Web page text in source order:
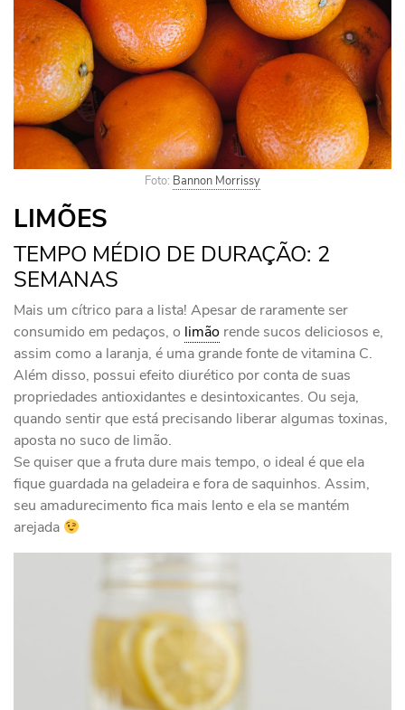
Foto: Bannon Morrissy
LIMÕES
TEMPO MÉDIO DE DURAÇÃO: 2
SEMANAS
Mais um cítrico para a lista! Apesar de raramente ser
consumido em pedaços, o limão rende sucos deliciosos e,
assim como a laranja, é uma grande fonte de vitamina C.
Além disso, possui efeito diurético por conta de suas
propriedades antioxidantes e desintoxicantes. Ou seja,
quando sentir que está precisando liberar algumas toxinas,
aposta no suco de limão.
Se quiser que a fruta dure mais tempo, o ideal é que ela
fique guardada na geladeira e fora de saquinhos. Assim,
seu amadurecimento fica mais lento e ela se mantém
arejada